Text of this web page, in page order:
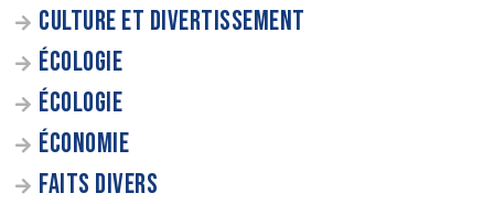
CULTURE ET DIVERTISSEMENT
ÉCOLOGIE
ÉCOLOGIE
ÉCONOMIE
FAITS DIVERS